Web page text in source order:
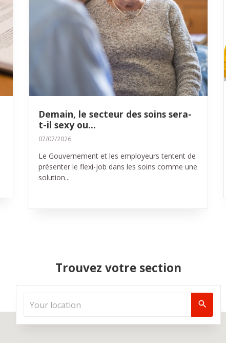
Demain, le secteur des soins sera-
t-il sexy ou...
07/07/2026
Le Gouvernement et les employeurs tentent de
présenter le flexi-job dans les soins comme une
solution...
Trouvez votre section